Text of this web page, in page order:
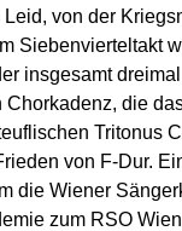
von der
Siebenvierteltakt
insgesamt
die
Tritonus
von F-Dur.
die Wiener
zum RSO